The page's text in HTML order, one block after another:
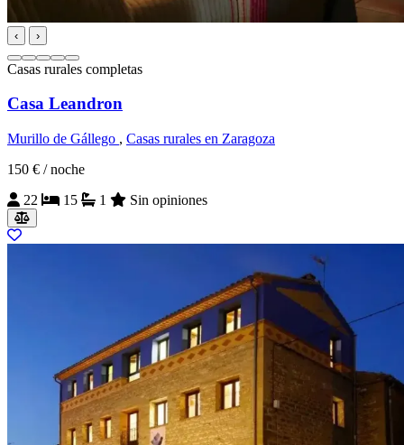
‹ ›
Casas rurales completas
Casa Leandron
Murillo de Gállego , Casas rurales en Zaragoza
150 € / noche
22
15 1 Sin opiniones